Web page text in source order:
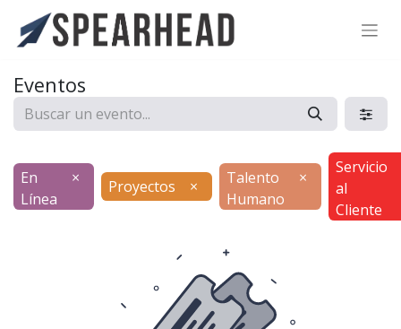
Eventos
En
Línea
× Proyectos ×
Talento
Humano
×
Servicio
al
Cliente